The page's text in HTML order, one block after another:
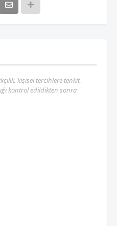
kişisel tercihlere tenkit,
kontrol edildikten sonra